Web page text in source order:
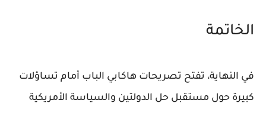
الخاتمة
في النهاية، تفتح تصريحات هاكابي الباب أمام تساؤلات
كبيرة حول مستقبل حل الدولتين والسياسة الأمريكية